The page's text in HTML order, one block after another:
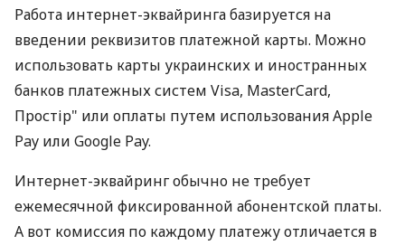
Работа интернет-эквайринга базируется на
введении реквизитов платежной карты. Можно
использовать карты украинских и иностранных
банков платежных систем Visa, MasterCard,
Простір" или оплаты путем использования Apple
Pay или Google Pay.
Интернет-эквайринг обычно не требует
ежемесячной фиксированной абонентской платы.
А вот комиссия по каждому платежу отличается в